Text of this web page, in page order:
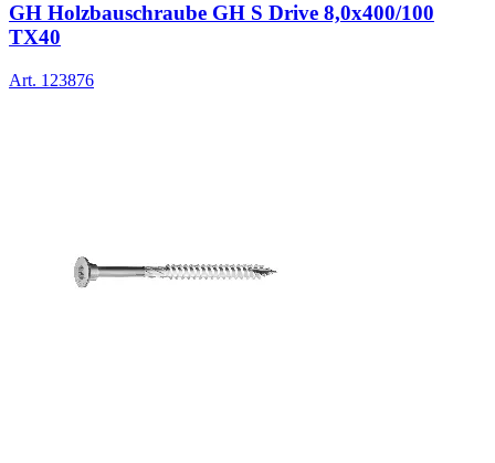
GH Holzbauschraube GH S Drive 8,0x400/100
TX40
Art. 123876